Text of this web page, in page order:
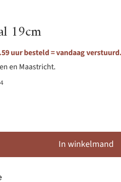
19cm
uur besteld = vandaag verstuurd.
en Maastricht.
In winkelmand